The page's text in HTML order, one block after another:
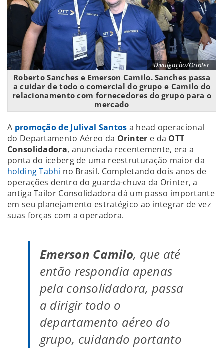
Divulgação/Orinter
Roberto Sanches e Emerson Camilo. Sanches passa
a cuidar de todo o comercial do grupo e Camilo do
relacionamento com fornecedores do grupo para o
mercado
A promoção de Julival Santos a head operacional
do Departamento Aéreo da Orinter e da OTT
Consolidadora, anunciada recentemente, era a
ponta do iceberg de uma reestruturação maior da
holding Tabhi no Brasil. Completando dois anos de
operações dentro do guarda-chuva da Orinter, a
antiga Tailor Consolidadora dá um passo importante
em seu planejamento estratégico ao integrar de vez
suas forças com a operadora.
Emerson Camilo, que até
então respondia apenas
pela consolidadora, passa
a dirigir todo o
departamento aéreo do
grupo, cuidando portanto